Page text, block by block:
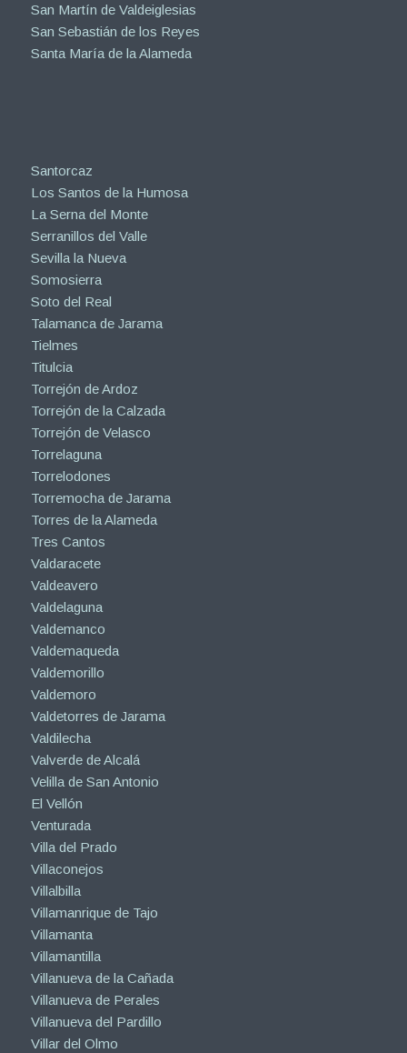
San Martín de Valdeiglesias
San Sebastián de los Reyes
Santa María de la Alameda
Santorcaz
Los Santos de la Humosa
La Serna del Monte
Serranillos del Valle
Sevilla la Nueva
Somosierra
Soto del Real
Talamanca de Jarama
Tielmes
Titulcia
Torrejón de Ardoz
Torrejón de la Calzada
Torrejón de Velasco
Torrelaguna
Torrelodones
Torremocha de Jarama
Torres de la Alameda
Tres Cantos
Valdaracete
Valdeavero
Valdelaguna
Valdemanco
Valdemaqueda
Valdemorillo
Valdemoro
Valdetorres de Jarama
Valdilecha
Valverde de Alcalá
Velilla de San Antonio
El Vellón
Venturada
Villa del Prado
Villaconejos
Villalbilla
Villamanrique de Tajo
Villamanta
Villamantilla
Villanueva de la Cañada
Villanueva de Perales
Villanueva del Pardillo
Villar del Olmo